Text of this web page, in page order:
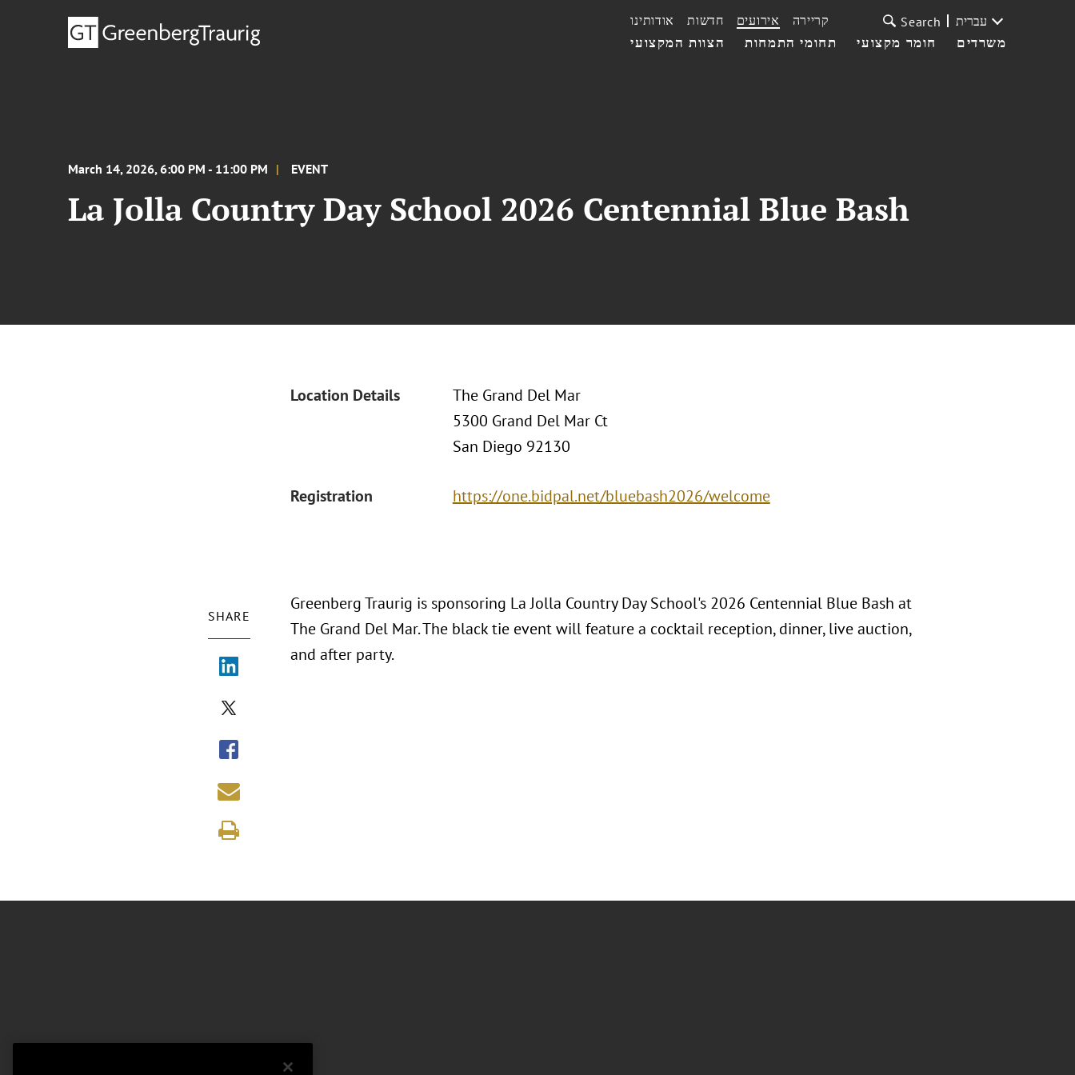
הצוות המקצועי תחומי התמחות חומר מקצועי משרדים
אודותינו חדשות אירועים קריירה Search עברית
March 14, 2026, 6:00 PM - 11:00 PM EVENT
La Jolla Country Day School 2026 Centennial Blue Bash
Location Details
The Grand Del Mar
5300 Grand Del Mar Ct
San Diego 92130
Registration https://one.bidpal.net/bluebash2026/welcome
SHARE
Greenberg Traurig is sponsoring La Jolla Country Day School's 2026 Centennial Blue Bash at
The Grand Del Mar. The black tie event will feature a cocktail reception, dinner, live auction,
and after party.